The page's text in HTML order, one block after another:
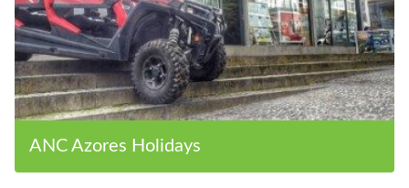
ANC Azores Holidays